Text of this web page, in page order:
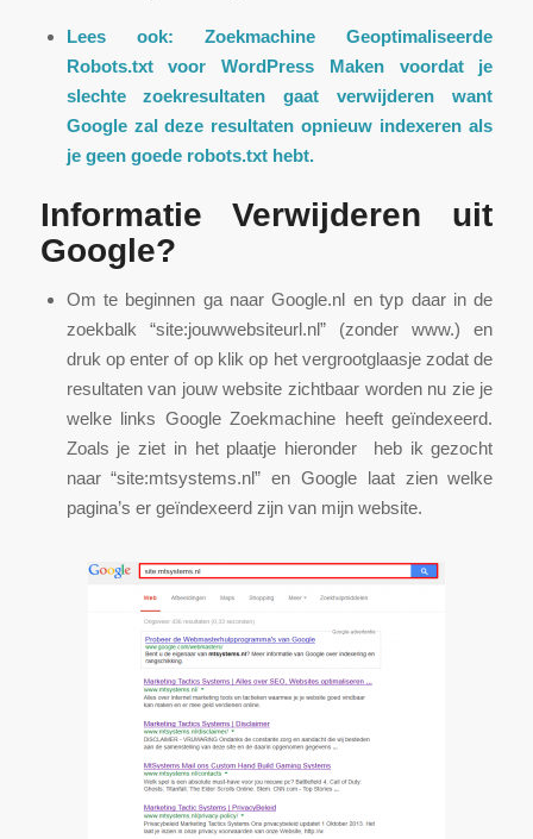
Lees ook:Zoekmachine Geoptimaliseerde
Robots.txt voor WordPress Makenvoordat je
slechte zoekresultaten gaat verwijderen want
Google zal deze resultaten opnieuw indexeren als
je geen goede robots.txt hebt.
Informatie Verwijderen uit
Google?
Om te beginnen ga naar Google.nl en typ daar in de
zoekbalk “site:jouwwebsiteurl.nl” (zonder www.) en
druk op enter of op klik op het vergrootglaasje zodat de
resultaten van jouw website zichtbaar worden nu zie je
welke links Google Zoekmachine heeft geïndexeerd.
Zoals je ziet in het plaatje hieronder heb ik gezocht
naar “site:mtsystems.nl” en Google laat zien welke
pagina’s er geïndexeerd zijn van mijn website.